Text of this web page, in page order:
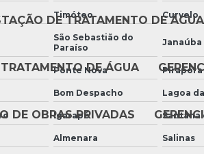
DE TRATAMENTO DE
DE ÁGUA
DE OBRAS PRIVADAS
Timóteo Curvelo
São Sebastião do
Paraíso
Janaúba
Ponte Nova Pirapora
Bom Despacho Lagoa
Igarapé Santana
Almenara Salinas